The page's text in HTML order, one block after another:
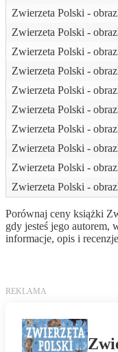
Zwierzeta Polski -
Zwierzeta Polski -
Zwierzeta Polski -
Zwierzeta Polski -
Zwierzeta Polski -
Zwierzeta Polski -
Zwierzeta Polski -
Zwierzeta Polski -
Zwierzeta Polski -
Zwierzeta Polski -
Porównaj ceny książki
gdy jesteś jego autorem,
informacje, opis i